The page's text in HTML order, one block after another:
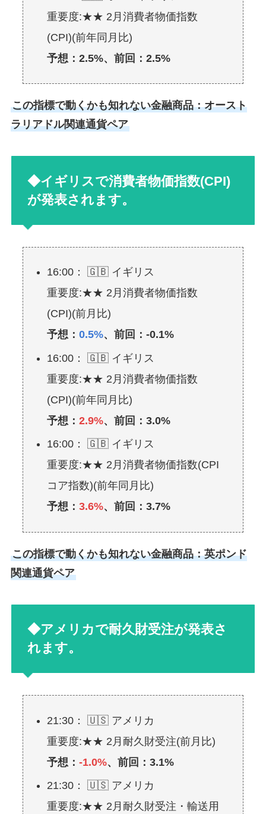
重要度:★★ 2月消費者物価指数
(CPI)(前年同月比)
予想：2.5%、前回：2.5%
この指標で動くかも知れない金融商品：オースト
ラリアドル関連通貨ペア
◆イギリスで消費者物価指数(CPI)
が発表されます。
16:00： 🇬🇧 イギリス
重要度:★★ 2月消費者物価指数
(CPI)(前月比)
予想： 0.5%、前回：-0.1%
16:00： 🇬🇧 イギリス
重要度:★★ 2月消費者物価指数
(CPI)(前年同月比)
予想： 2.9%、前回：3.0%
16:00： 🇬🇧 イギリス
重要度:★★ 2月消費者物価指数(CPI
コア指数)(前年同月比)
予想： 3.6%、前回：3.7%
この指標で動くかも知れない金融商品：英ポンド
関連通貨ペア
◆アメリカで耐久財受注が発表さ
れます。
21:30： 🇺🇸 アメリカ
重要度:★★ 2月耐久財受注(前月比)
予想： -1.0%、前回：3.1%
21:30： 🇺🇸 アメリカ
重要度:★★ 2月耐久財受注・輸送用